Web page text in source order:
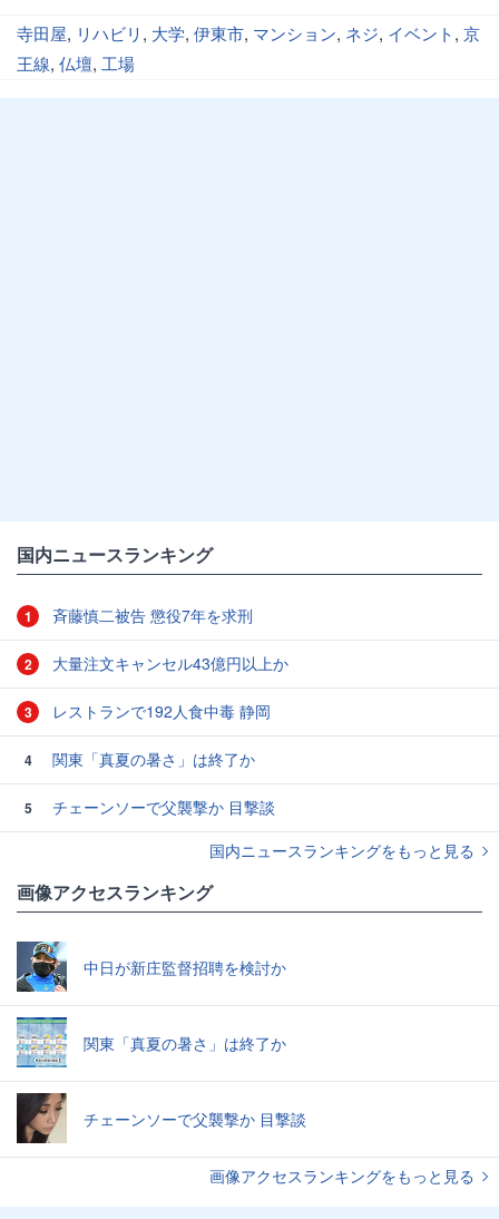
寺田屋, リハビリ , 大学, 伊東市, マンション, ネジ, イベント, 京
王線, 仏壇, 工場
国内ニュースランキング
1 斉藤慎二被告 懲役7年を求刑
2 大量注文キャンセル43億円以上か
3 レストランで192人食中毒 静岡
4 関東「真夏の暑さ」は終了か
5
チェーンソーで父襲撃か 目撃談
国内ニュースランキングをもっと見る
画像アクセスランキング
中日が新庄監督招聘を検討か
関東「真夏の暑さ」は終了か
チェーンソーで父襲撃か 目撃談
画像アクセスランキングをもっと見る